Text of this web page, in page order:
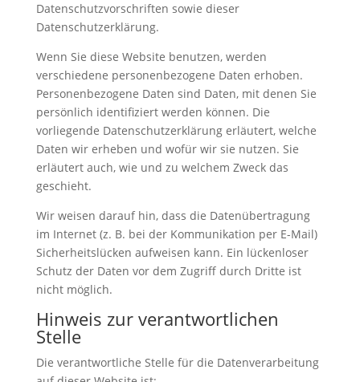
Datenschutzvorschriften sowie dieser
Datenschutzerklärung.
Wenn Sie diese Website benutzen, werden
verschiedene personenbezogene Daten erhoben.
Personenbezogene Daten sind Daten, mit denen Sie
persönlich identifiziert werden können. Die
vorliegende Datenschutzerklärung erläutert, welche
Daten wir erheben und wofür wir sie nutzen. Sie
erläutert auch, wie und zu welchem Zweck das
geschieht.
Wir weisen darauf hin, dass die Datenübertragung
im Internet (z. B. bei der Kommunikation per E-Mail)
Sicherheitslücken aufweisen kann. Ein lückenloser
Schutz der Daten vor dem Zugriff durch Dritte ist
nicht möglich.
Hinweis zur verantwortlichen
Stelle
Die verantwortliche Stelle für die Datenverarbeitung